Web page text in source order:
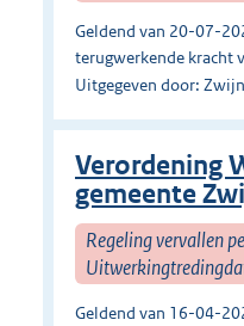
Geldend van 20-07-
terugwerkende kracht
Uitgegeven door:
Verordening
gemeente
Regeling vervallen
Geldend van 16-04-